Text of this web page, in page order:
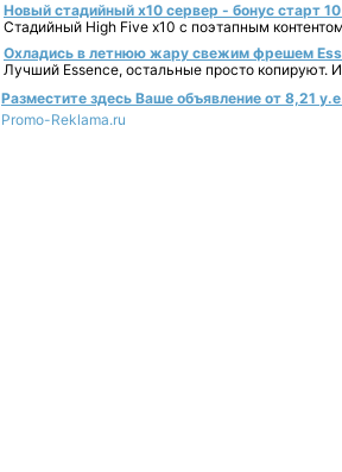
Новый стадийный х10 сервер - бонус старт
Стадийный High Five x10 с поэтапным
Охладись в летнюю жару свежим фрешем
Лучший Essence, остальные просто копируют.
Разместите здесь Ваше объявление от 8,21
Promo-Reklama.ru